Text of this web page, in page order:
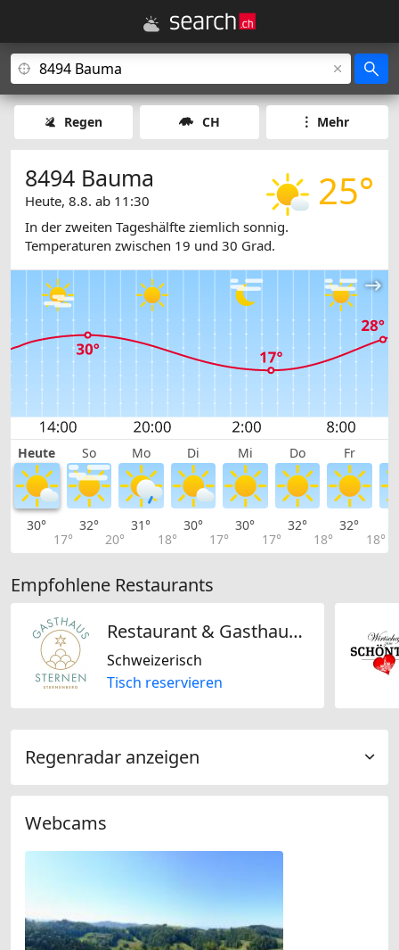
Regen CH Mehr
25°
8494 Bauma
Heute, 8.8. ab 11:30
In der zweiten Tageshälfte ziemlich sonnig.
Temperaturen zwischen 19 und 30 Grad.
Heute So Mo Di Mi Do Fr
30°
17°
32°
20°
31°
18°
30°
17°
30°
17°
32°
18°
32°
18°
Empfohlene Restaurants
Restaurant & Gasthaus Sternen Sternenberg
Schweizerisch
Tisch reservieren
Regenradar anzeigen
Webcams